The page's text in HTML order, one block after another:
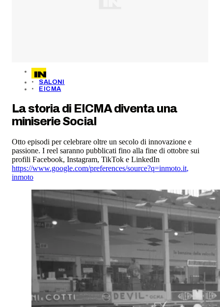
SALONI
EICMA
La storia di EICMA diventa una
miniserie Social
Otto episodi per celebrare oltre un secolo di innovazione e
passione. I reel saranno pubblicati fino alla fine di ottobre sui
profili Facebook, Instagram, TikTok e LinkedIn
https://www.google.com/preferences/source?q=inmoto.it,
inmoto